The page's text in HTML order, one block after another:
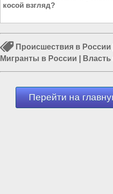
косой взгляд?
Происшествия в России
Мигранты в России
|Судья Хахалева|
Перейти на